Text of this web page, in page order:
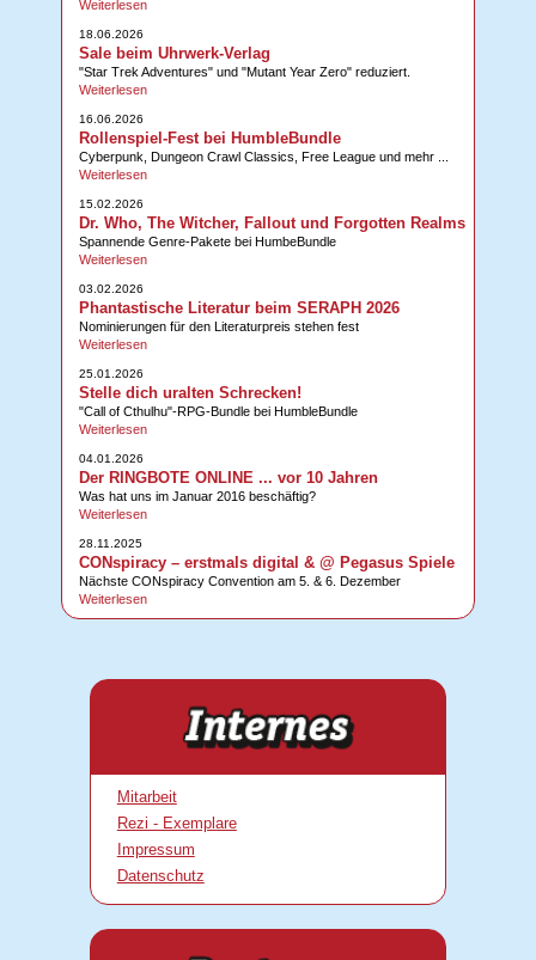
Weiterlesen
18.06.2026
Sale beim Uhrwerk-Verlag
"Star Trek Adventures" und "Mutant Year Zero" reduziert.
Weiterlesen
16.06.2026
Rollenspiel-Fest bei HumbleBundle
Cyberpunk, Dungeon Crawl Classics, Free League und mehr ...
Weiterlesen
15.02.2026
Dr. Who, The Witcher, Fallout und Forgotten Realms
Spannende Genre-Pakete bei HumbeBundle
Weiterlesen
03.02.2026
Phantastische Literatur beim SERAPH 2026
Nominierungen für den Literaturpreis stehen fest
Weiterlesen
25.01.2026
Stelle dich uralten Schrecken!
"Call of Cthulhu"-RPG-Bundle bei HumbleBundle
Weiterlesen
04.01.2026
Der RINGBOTE ONLINE ... vor 10 Jahren
Was hat uns im Januar 2016 beschäftig?
Weiterlesen
28.11.2025
CONspiracy – erstmals digital & @ Pegasus Spiele
Nächste CONspiracy Convention am 5. & 6. Dezember
Weiterlesen
Mitarbeit
Rezi - Exemplare
Impressum
Datenschutz